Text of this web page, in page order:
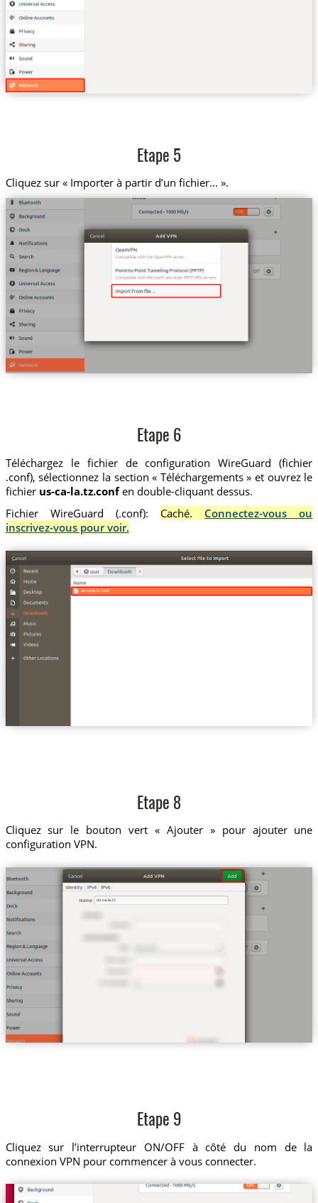
Etape 5
Cliquez sur « Importer à partir d’un fichier... ».
Etape 6
Téléchargez le fichier de configuration WireGuard (fichier
.conf), sélectionnez la section « Téléchargements » et ouvrez le
fichier us-ca-la.tz.confen double-cliquant dessus.
Fichier WireGuard (.conf):
Caché. Connectez-vous ou
inscrivez-vous pour voir.
us-ca-la.tz.conf
Etape 8
Cliquez sur le bouton vert « Ajouter » pour ajouter une
configuration VPN.
us-ca-la.tz
Etape 9
Cliquez sur l’interrupteur ON/OFF à côté du nom de la
connexion VPN pour commencer à vous connecter.